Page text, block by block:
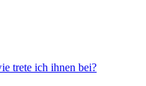
trete ich ihnen bei?